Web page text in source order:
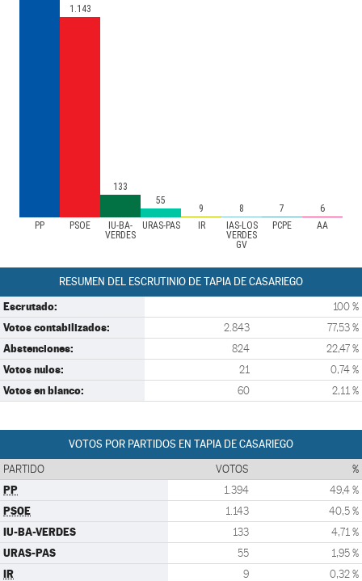
PP PSOE
IU-BA-
VERDES
URAS-PAS IR
IAS-LOS
VERDES
GV
PCPE AA
1.143
133
55
9 8 7 6
RESUMEN DEL ESCRUTINIO DE TAPIA DE CASARIEGO
Escrutado: 100 %
Votos contabilizados: 2.843 77,53 %
Abstenciones: 824 22,47 %
Votos nulos: 21 0,74 %
Votos en blanco: 60 2,11 %
VOTOS POR PARTIDOS EN TAPIA DE CASARIEGO
PARTIDO VOTOS %
PP 1.394 49,4 %
PSOE 1.143 40,5 %
IU-BA-VERDES 133 4,71 %
URAS-PAS 55 1,95 %
IR 9 0,32 %